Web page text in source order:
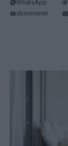
WhatsApp
abonnieren